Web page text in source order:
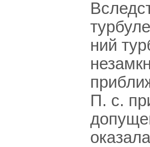
ний
П. с.